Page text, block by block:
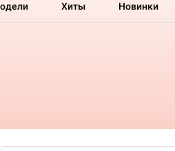
Хиты Новинки